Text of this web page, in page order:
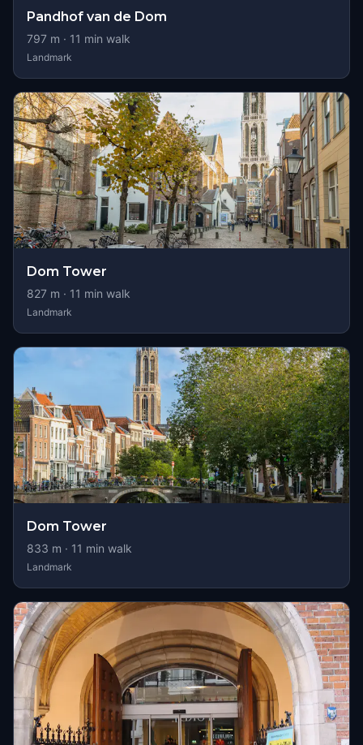
Pandhof van de Dom
797 m · 11 min walk
Landmark
Dom Tower
827 m · 11 min walk
Landmark
Dom Tower
833 m · 11 min walk
Landmark